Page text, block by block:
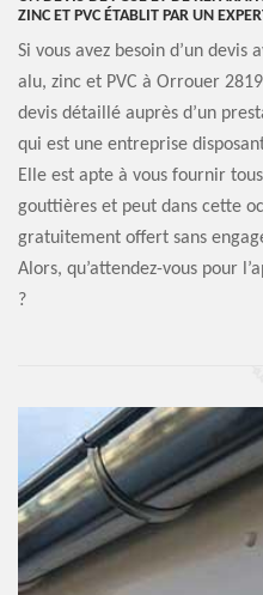
ZINC ET PVC ÉTABLIT PAR UN
Si vous avez besoin d’un
alu, zinc et PVC à Orrouer
devis détaillé auprès d’un
qui est une entreprise
Elle est apte à vous fournir
gouttières et peut dans cette
gratuitement offert sans
Alors, qu’attendez-vous pour
?